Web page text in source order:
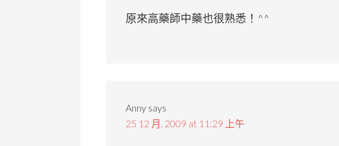
原來高藥師中藥也很熟悉！^^
Anny says
25 12 月, 2009 at 11:29 上午